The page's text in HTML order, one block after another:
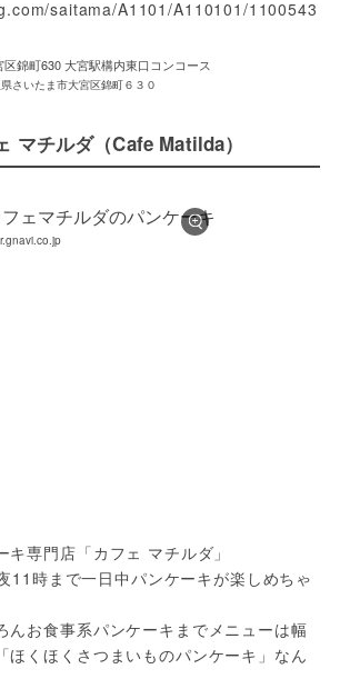
saitama/A1101/A110101/1100543
錦町630 大宮駅構内東口コンコース
さいたま市大宮区錦町６３０
マチルダ（Cafe Matilda）
キ専門店「カフェ マチルダ」
11時まで一日中パンケーキが楽しめちゃ
んお食事系パンケーキまでメニューは幅
ほくほくさつまいものパンケーキ」なん